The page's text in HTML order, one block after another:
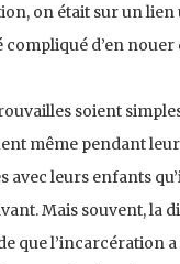
on était sur un lien
d’en nouer
soient
même pendant
leurs enfants
Mais souvent, la
que l’incarcération